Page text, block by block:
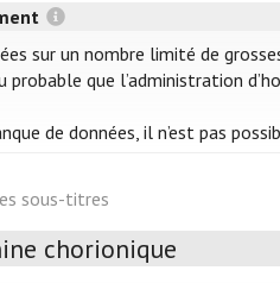
sur un nombre limité de
que l’administration
de données, il n’est pas
sous-titres
chorionique